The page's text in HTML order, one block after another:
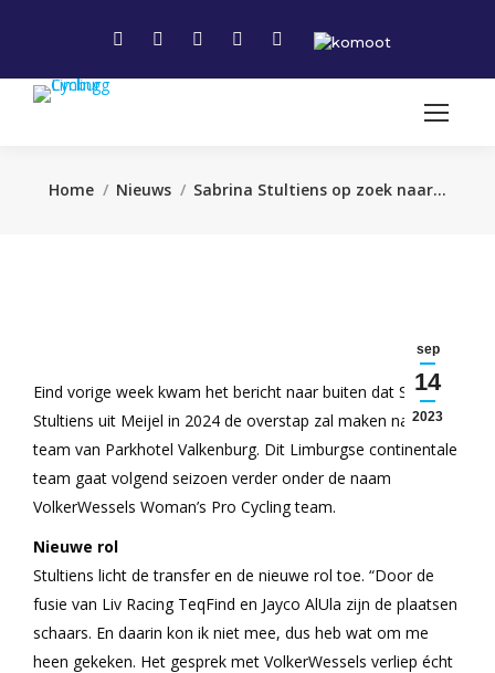
Facebook
window
Instagram
window
Linkedin
windowwindow
YouTube
window
Je bent hier:
Home Nieuws Sabrina Stultiens op zoek naar…
sep
14
2023
Eind vorige week kwam het bericht naar buiten dat Sabrina
Stultiens uit Meijel in 2024 de overstap zal maken naar het
team van Parkhotel Valkenburg. Dit Limburgse continentale
team gaat volgend seizoen verder onder de naam
VolkerWessels Woman’s Pro Cycling team.
Nieuwe rol
Stultiens licht de transfer en de nieuwe rol toe. “Door de
fusie van Liv Racing TeqFind en Jayco AlUla zijn de plaatsen
schaars. En daarin kon ik niet mee, dus heb wat om me
heen gekeken. Het gesprek met VolkerWessels verliep écht